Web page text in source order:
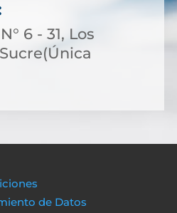
6 - 31, Los
de Datos